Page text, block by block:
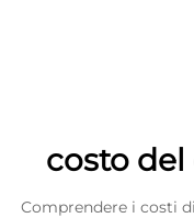
costo del
Comprendere i costi